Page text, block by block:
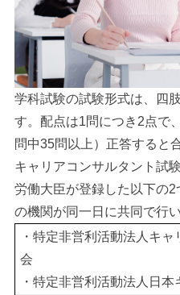
学科試験の試験形式は、四
す。配点は1問につき2点で
問中35問以上）正答すると
キャリアコンサルタント試
労働大臣が登録した以下の
の機関が同一日に共同で行い
・特定非営利活動法人キ
会
・特定非営利活動法人日